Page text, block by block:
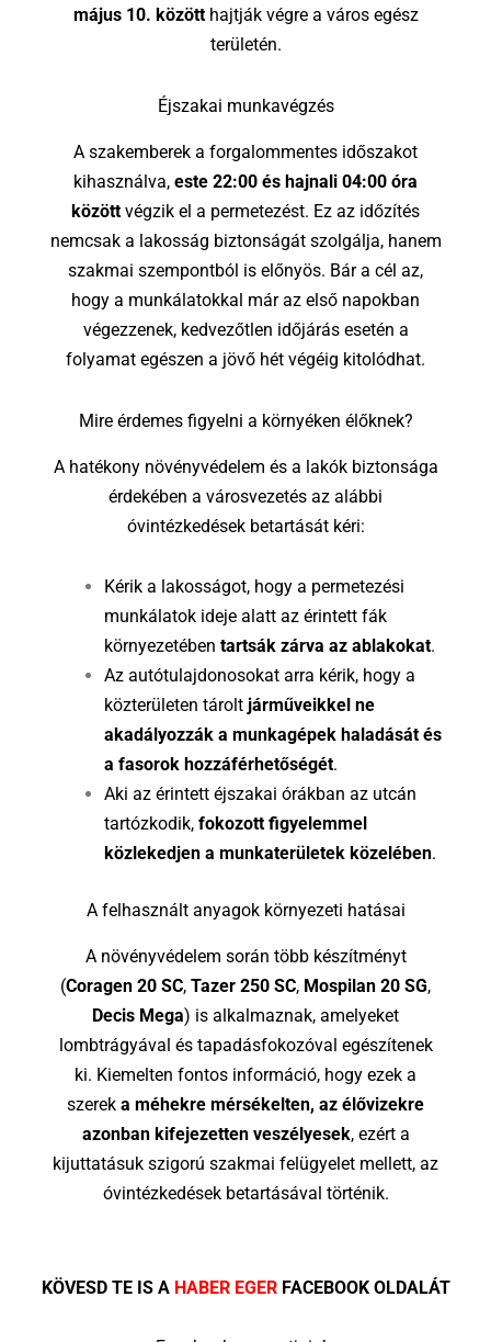
május 10. közötthajtják végre a város egész
területén.
Éjszakai munkavégzés
A szakemberek a forgalommentes időszakot
kihasználva, este 22:00 és hajnali 04:00 óra
között végzik el a permetezést. Ez az időzítés
nemcsak a lakosság biztonságát szolgálja, hanem
szakmai szempontból is előnyös. Bár a cél az,
hogy a munkálatokkal már az első napokban
végezzenek, kedvezőtlen időjárás esetén a
folyamat egészen a jövő hét végéig kitolódhat.
Mire érdemes figyelni a környéken élőknek?
A hatékony növényvédelem és a lakók biztonsága
érdekében a városvezetés az alábbi
óvintézkedések betartását kéri:
Kérik a lakosságot, hogy a permetezési
munkálatok ideje alatt az érintett fák
környezetében tartsák zárva az ablakokat.
Az autótulajdonosokat arra kérik, hogy a
közterületen tárolt járműveikkel ne
akadályozzák a munkagépek haladását és
a fasorok hozzáférhetőségét.
Aki az érintett éjszakai órákban az utcán
tartózkodik, fokozott figyelemmel
közlekedjen a munkaterületek közelében.
A felhasznált anyagok környezeti hatásai
A növényvédelem során több készítményt
(Coragen 20 SC, Tazer 250 SC, Mospilan 20 SG,
Decis Mega) is alkalmaznak, amelyeket
lombtrágyával és tapadásfokozóval egészítenek
ki. Kiemelten fontos információ, hogy ezek a
szerek a méhekre mérsékelten, az élővizekre
azonban kifejezetten veszélyesek, ezért a
kijuttatásuk szigorú szakmai felügyelet mellett, az
óvintézkedések betartásával történik.
KÖVESD TE IS A HABER EGERFACEBOOK OLDALÁT